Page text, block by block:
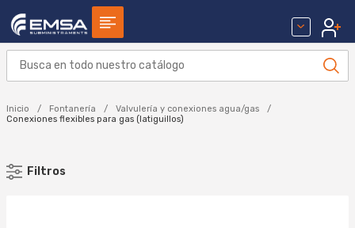
Inicio Fontanería
Valvulería y conexiones agua/gas
Conexiones flexibles para gas (latiguillos)
Filtros